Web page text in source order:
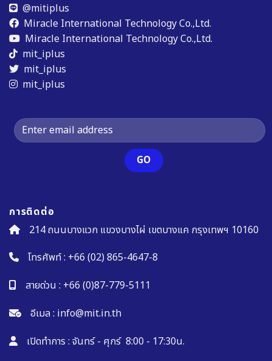
@mitiplus
Miracle International Technology Co.,Ltd.
Miracle International Technology Co.,Ltd.
mit_iplus
mit_iplus
mit_iplus
การติดต่อ
214 ถนนบางแวก แขวงบางไผ่ เขตบางแค กรุงเทพฯ 10160
โทรศัพท์ : +66 (02) 865-4647-8
สายด่วน : +66 (0)87-779-5111
อีเมล : info@mit.in.th
เปิดทำการ : จันทร์ - ศุกร์ 8:00 - 17:30น.